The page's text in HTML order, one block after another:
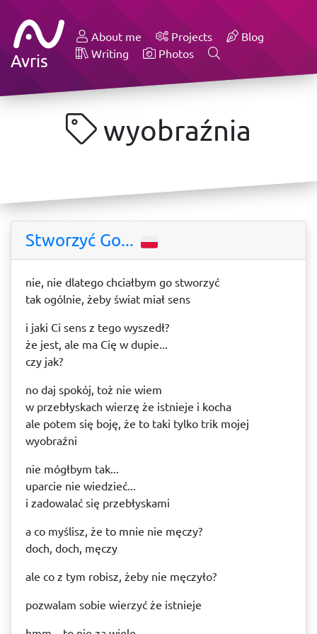
Avris
About me Projects
Blog
Writing
Photos
wyobraźnia
Stworzyć Go...
nie, nie dlatego chciałbym go stworzyć
tak ogólnie, żeby świat miał sens
i jaki Ci sens z tego wyszedł?
że jest, ale ma Cię w dupie...
czy jak?
no daj spokój, toż nie wiem
w przebłyskach wierzę że istnieje i kocha
ale potem się boję, że to taki tylko trik mojej
wyobraźni
nie mógłbym tak...
uparcie nie wiedzieć...
i zadowalać się przebłyskami
a co myślisz, że to mnie nie męczy?
doch, doch, męczy
ale co z tym robisz, żeby nie męczyło?
pozwalam sobie wierzyć że istnieje